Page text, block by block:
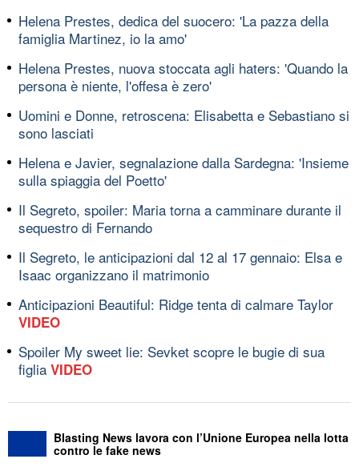
Helena Prestes, dedica del suocero: 'La pazza della
famiglia Martinez, io la amo'
Helena Prestes, nuova stoccata agli haters: 'Quando la
persona è niente, l'offesa è zero'
Uomini e Donne, retroscena: Elisabetta e Sebastiano si
sono lasciati
Helena e Javier, segnalazione dalla Sardegna: 'Insieme
sulla spiaggia del Poetto'
Il Segreto, spoiler: Maria torna a camminare durante il
sequestro di Fernando
Il Segreto, le anticipazioni dal 12 al 17 gennaio: Elsa e
Isaac organizzano il matrimonio
Anticipazioni Beautiful: Ridge tenta di calmare Taylor
VIDEO
Spoiler My sweet lie: Sevket scopre le bugie di sua
figlia VIDEO
Blasting News lavora con l’Unione Europea nella lotta
contro le fake news